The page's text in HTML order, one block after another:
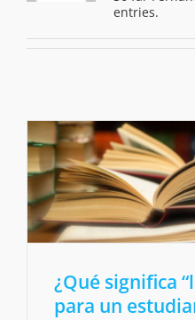
entries.
¿Qué significa
para un